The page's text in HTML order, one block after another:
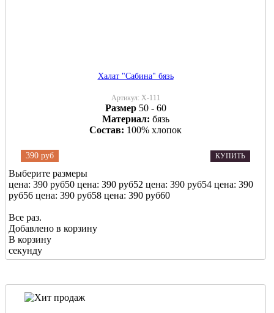
Халат "Сабина" бязь
Артикул: Х-111
Размер 50 - 60
Материал: бязь
Состав: 100% хлопок
390 руб КУПИТЬ
Выберите размеры
цена: 390 руб50 цена: 390 руб52 цена: 390 руб54 цена: 390
руб56 цена: 390 руб58 цена: 390 руб60
Все раз.
Добавлено в корзину
В корзину
секунду